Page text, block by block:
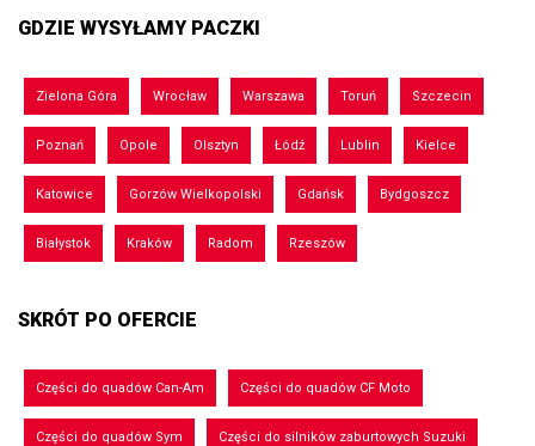
GDZIE WYSYŁAMY PACZKI
Zielona Góra Wrocław Warszawa Toruń Szczecin
Poznań Opole Olsztyn Łódź Lublin Kielce
Katowice Gorzów Wielkopolski Gdańsk Bydgoszcz
Białystok Kraków Radom Rzeszów
SKRÓT PO OFERCIE
Części do quadów Can-Am Części do quadów CF Moto
Części do quadów Sym Części do silników zaburtowych Suzuki